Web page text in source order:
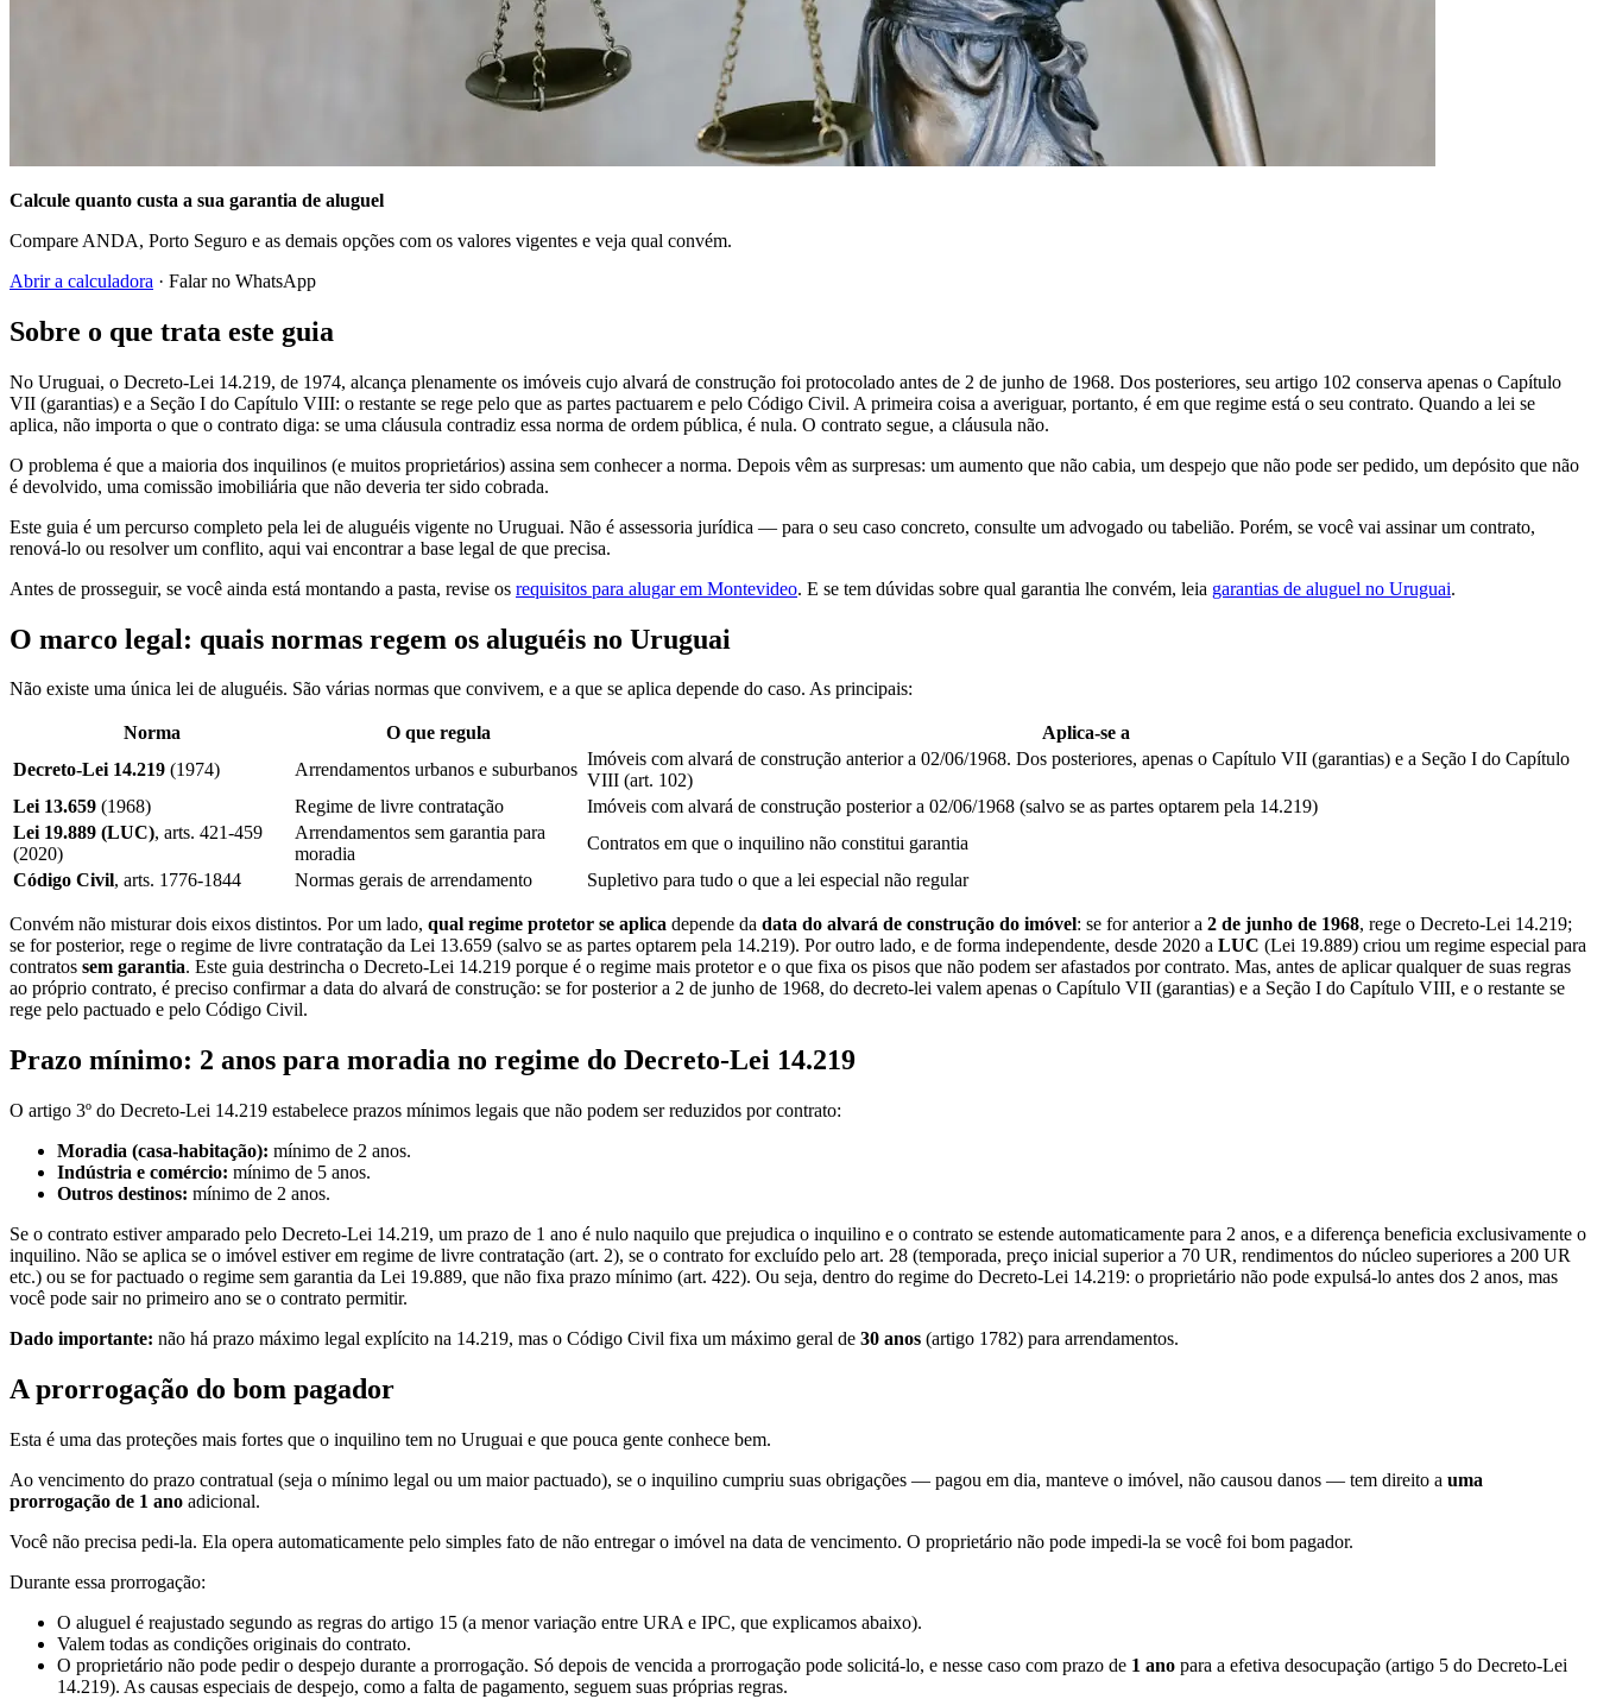
Calcule quanto custa a sua garantia de aluguel
Compare ANDA, Porto Seguro e as demais opções com os valores vigentes e veja qual convém.
Abrir a calculadora · Falar no WhatsApp
Sobre o que trata este guia
No Uruguai, o Decreto-Lei 14.219, de 1974, alcança plenamente os imóveis cujo alvará de construção foi protocolado antes de 2 de junho de 1968. Dos posteriores, seu artigo 102 conserva apenas o Capítulo
VII (garantias) e a Seção I do Capítulo VIII: o restante se rege pelo que as partes pactuarem e pelo Código Civil. A primeira coisa a averiguar, portanto, é em que regime está o seu contrato. Quando a lei se
aplica, não importa o que o contrato diga: se uma cláusula contradiz essa norma de ordem pública, é nula. O contrato segue, a cláusula não.
O problema é que a maioria dos inquilinos (e muitos proprietários) assina sem conhecer a norma. Depois vêm as surpresas: um aumento que não cabia, um despejo que não pode ser pedido, um depósito que não
é devolvido, uma comissão imobiliária que não deveria ter sido cobrada.
Este guia é um percurso completo pela lei de aluguéis vigente no Uruguai. Não é assessoria jurídica — para o seu caso concreto, consulte um advogado ou tabelião. Porém, se você vai assinar um contrato,
renová-lo ou resolver um conflito, aqui vai encontrar a base legal de que precisa.
Antes de prosseguir, se você ainda está montando a pasta, revise os requisitos para alugar em Montevideo. E se tem dúvidas sobre qual garantia lhe convém, leia garantias de aluguel no Uruguai.
O marco legal: quais normas regem os aluguéis no Uruguai
Não existe uma única lei de aluguéis. São várias normas que convivem, e a que se aplica depende do caso. As principais:
Norma O que regula
Aplica-se a
Decreto-Lei 14.219 (1974) Arrendamentos urbanos e suburbanos
Imóveis com alvará de construção anterior a 02/06/1968. Dos posteriores, apenas o Capítulo VII (garantias) e a Seção I do Capítulo
VIII (art. 102)
Lei 13.659 (1968) Regime de livre contratação
Imóveis com alvará de construção posterior a 02/06/1968 (salvo se as partes optarem pela 14.219)
Lei 19.889 (LUC), arts. 421-459
(2020)
Arrendamentos sem garantia para
moradia
Contratos em que o inquilino não constitui garantia
Código Civil, arts. 1776-1844 Normas gerais de arrendamento Supletivo para tudo o que a lei especial não regular
Convém não misturar dois eixos distintos. Por um lado, qual regime protetor se aplica depende da data do alvará de construção do imóvel: se for anterior a 2 de junho de 1968, rege o Decreto-Lei 14.219;
se for posterior, rege o regime de livre contratação da Lei 13.659 (salvo se as partes optarem pela 14.219). Por outro lado, e de forma independente, desde 2020 a LUC (Lei 19.889) criou um regime especial para
contratos sem garantia. Este guia destrincha o Decreto-Lei 14.219 porque é o regime mais protetor e o que fixa os pisos que não podem ser afastados por contrato. Mas, antes de aplicar qualquer de suas regras
ao próprio contrato, é preciso confirmar a data do alvará de construção: se for posterior a 2 de junho de 1968, do decreto-lei valem apenas o Capítulo VII (garantias) e a Seção I do Capítulo VIII, e o restante se
rege pelo pactuado e pelo Código Civil.
Prazo mínimo: 2 anos para moradia no regime do Decreto-Lei 14.219
O artigo 3º do Decreto-Lei 14.219 estabelece prazos mínimos legais que não podem ser reduzidos por contrato:
Moradia (casa-habitação): mínimo de 2 anos.
Indústria e comércio: mínimo de 5 anos.
Outros destinos: mínimo de 2 anos.
Se o contrato estiver amparado pelo Decreto-Lei 14.219, um prazo de 1 ano é nulo naquilo que prejudica o inquilino e o contrato se estende automaticamente para 2 anos, e a diferença beneficia exclusivamente o
inquilino. Não se aplica se o imóvel estiver em regime de livre contratação (art. 2), se o contrato for excluído pelo art. 28 (temporada, preço inicial superior a 70 UR, rendimentos do núcleo superiores a 200 UR
etc.) ou se for pactuado o regime sem garantia da Lei 19.889, que não fixa prazo mínimo (art. 422). Ou seja, dentro do regime do Decreto-Lei 14.219: o proprietário não pode expulsá-lo antes dos 2 anos, mas
você pode sair no primeiro ano se o contrato permitir.
Dado importante: não há prazo máximo legal explícito na 14.219, mas o Código Civil fixa um máximo geral de 30 anos (artigo 1782) para arrendamentos.
A prorrogação do bom pagador
Esta é uma das proteções mais fortes que o inquilino tem no Uruguai e que pouca gente conhece bem.
Ao vencimento do prazo contratual (seja o mínimo legal ou um maior pactuado), se o inquilino cumpriu suas obrigações — pagou em dia, manteve o imóvel, não causou danos — tem direito a uma
prorrogação de 1 ano adicional.
Você não precisa pedi-la. Ela opera automaticamente pelo simples fato de não entregar o imóvel na data de vencimento. O proprietário não pode impedi-la se você foi bom pagador.
Durante essa prorrogação:
O aluguel é reajustado segundo as regras do artigo 15 (a menor variação entre URA e IPC, que explicamos abaixo).
Valem todas as condições originais do contrato.
O proprietário não pode pedir o despejo durante a prorrogação. Só depois de vencida a prorrogação pode solicitá-lo, e nesse caso com prazo de 1 ano para a efetiva desocupação (artigo 5 do Decreto-Lei
14.219). As causas especiais de despejo, como a falta de pagamento, seguem suas próprias regras.